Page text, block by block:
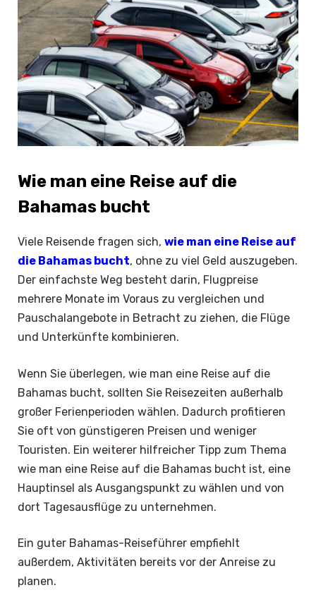
Wie man eine Reise auf die
Bahamas bucht
Viele Reisende fragen sich, wie man eine Reise auf
die Bahamas bucht, ohne zu viel Geld auszugeben.
Der einfachste Weg besteht darin, Flugpreise
mehrere Monate im Voraus zu vergleichen und
Pauschalangebote in Betracht zu ziehen, die Flüge
und Unterkünfte kombinieren.
Wenn Sie überlegen, wie man eine Reise auf die
Bahamas bucht, sollten Sie Reisezeiten außerhalb
großer Ferienperioden wählen. Dadurch profitieren
Sie oft von günstigeren Preisen und weniger
Touristen. Ein weiterer hilfreicher Tipp zum Thema
wie man eine Reise auf die Bahamas bucht ist, eine
Hauptinsel als Ausgangspunkt zu wählen und von
dort Tagesausflüge zu unternehmen.
Ein guter Bahamas-Reiseführer empfiehlt
außerdem, Aktivitäten bereits vor der Anreise zu
planen.